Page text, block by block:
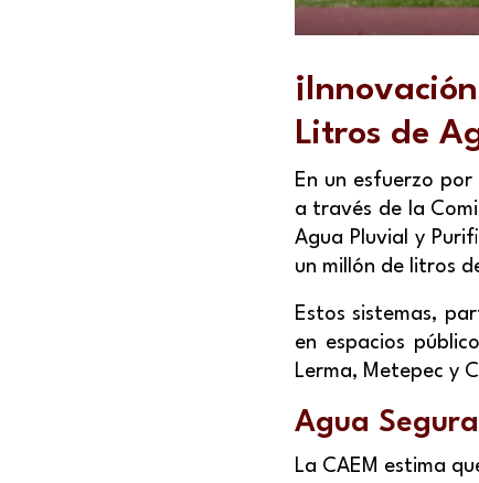
Litros de
En un esfuerzo
a través de la
Agua Pluvial y
un millón de litros
Estos sistemas,
en espacios
Lerma, Metepec y
Agua
La CAEM estima